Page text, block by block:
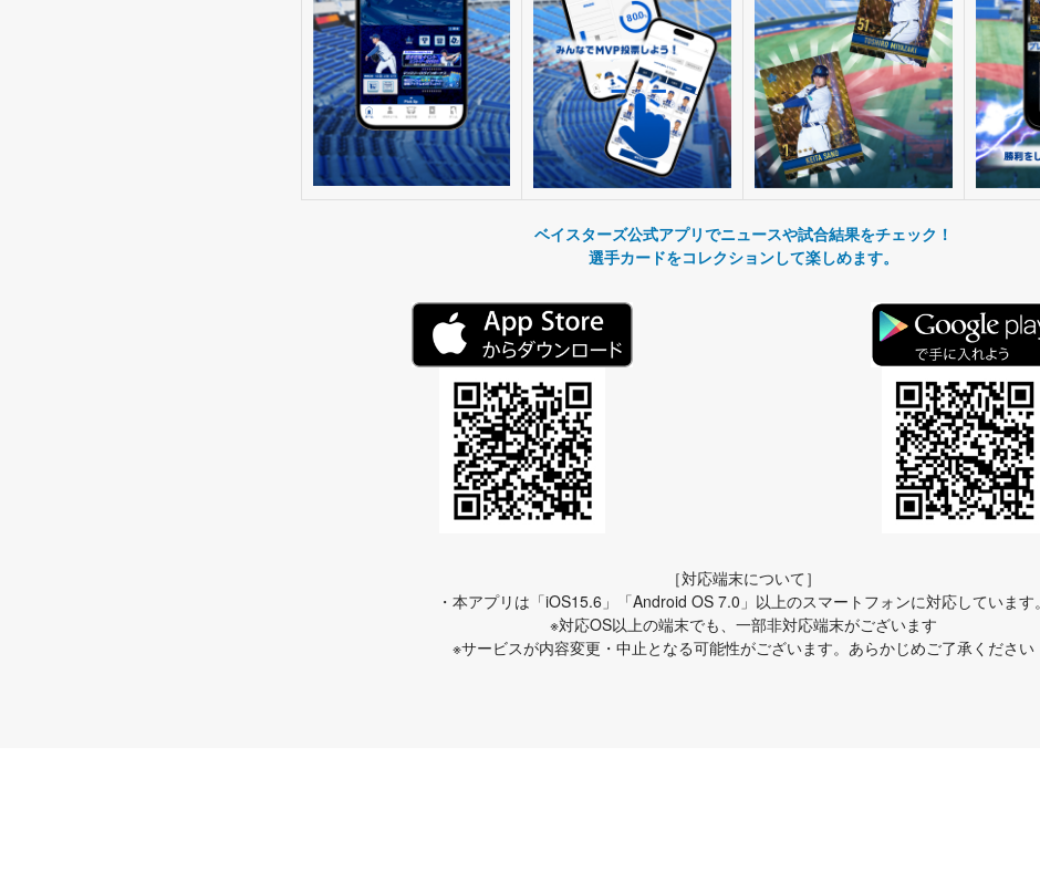
ベイスターズ公式アプリでニュースや試合結果をチェック！
選手カードをコレクションして楽しめます。
［対応端末について］
・本アプリは「iOS15.6」「Android OS 7.0」以上のスマートフォンに対応しています。
※対応OS以上の端末でも、一部非対応端末がございます
※サービスが内容変更・中止となる可能性がございます。あらかじめご了承ください